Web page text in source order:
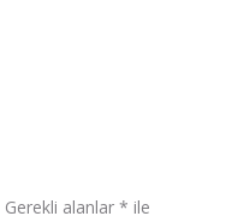
Gerekli alanlar * ile